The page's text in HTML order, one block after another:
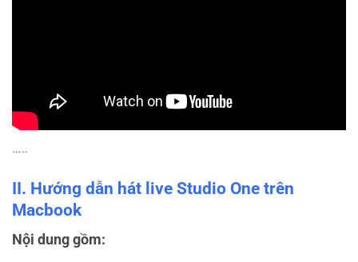
…..
II. Hướng dẫn hát live Studio One trên
Macbook
Nội dung gồm: